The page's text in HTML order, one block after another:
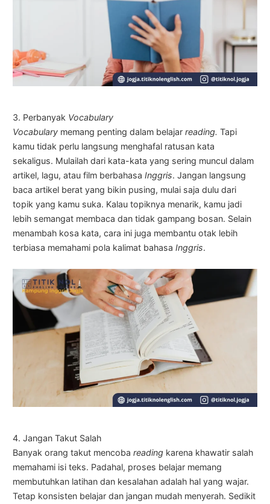
3. Perbanyak Vocabulary
Vocabulary memang penting dalam belajarreading.Tapi
kamu tidak perlu langsung menghafal ratusan kata
sekaligus. Mulailah dari kata-kata yang sering muncul dalam
artikel, lagu, atau film berbahasaInggris. Jangan langsung
baca artikel berat yang bikin pusing, mulai saja dulu dari
topik yang kamu suka. Kalau topiknya menarik, kamu jadi
lebih semangat membaca dan tidak gampang bosan. Selain
menambah kosa kata, cara ini juga membantu otak lebih
terbiasa memahami pola kalimat bahasaInggris.
4. Jangan Takut Salah
Banyak orang takut mencobareading karena khawatir salah
memahami isi teks. Padahal, proses belajar memang
membutuhkan latihan dan kesalahan adalah hal yang wajar.
Tetap konsisten belajar dan jangan mudah menyerah. Sedikit